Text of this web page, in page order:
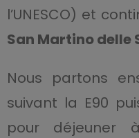
l’UNESCO) et
San Martino delle
Nous partons
suivant la E90
pour déjeuner